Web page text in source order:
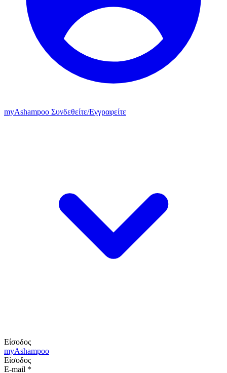
myAshampoo Συνδεθείτε/Εγγραφείτε
Είσοδος
myAshampoo
Είσοδος
E-mail *